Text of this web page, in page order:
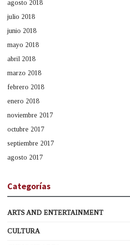
agosto 2018
julio 2018
junio 2018
mayo 2018
abril 2018
marzo 2018
febrero 2018
enero 2018
noviembre 2017
octubre 2017
septiembre 2017
agosto 2017
Categorías
ARTS AND ENTERTAINMENT
CULTURA